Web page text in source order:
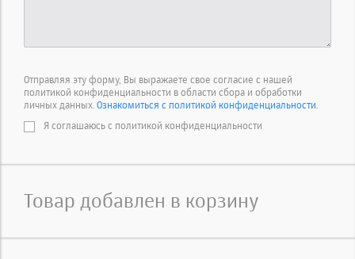
Отправляя эту форму, Вы выражаете свое согласие с нашей
политикой конфиденциальности в области сбора и обработки
личных данных. Ознакомиться с политикой конфиденциальности.
Я соглашаюсь с политикой конфиденциальности
Товар добавлен в корзину